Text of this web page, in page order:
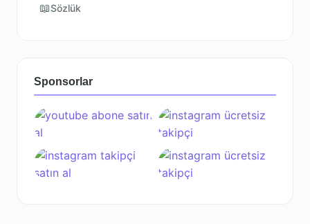
📖Sözlük
Sponsorlar